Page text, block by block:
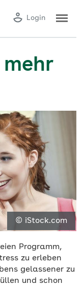
Login
© iStock.com
Programm,
zu erleben
gelassener zu
und schon